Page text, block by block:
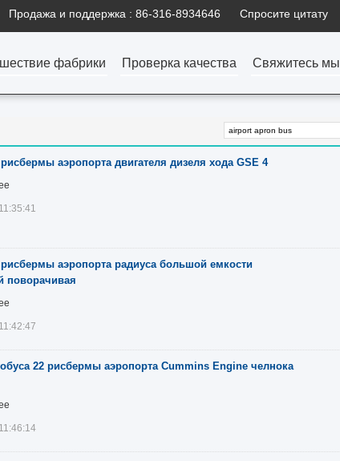
Продажа и поддержка : 86-316-8934646 Спросите цитату
фабрики Проверка качества Свяжитесь мы
аэропорта двигателя дизеля хода GSE 4
аэропорта радиуса большой емкости
поворачивая
22 рисбермы аэропорта Cummins Engine челнока